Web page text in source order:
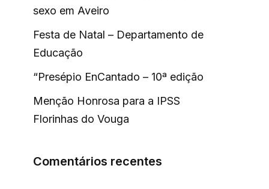
sexo em Aveiro
Festa de Natal – Departamento de
Educação
“Presépio EnCantado – 10ª edição
Menção Honrosa para a IPSS
Florinhas do Vouga
Comentários recentes